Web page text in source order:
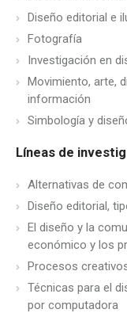
Diseño editorial e
Fotografía
Investigación en
Movimiento, arte,
información
Simbología y
Líneas de
Alternativas de
Diseño editorial,
El diseño y la
económico y los
Procesos
Técnicas para el
por computadora